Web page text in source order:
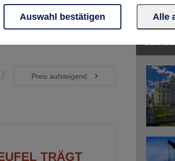
TRÄGT
sind für die einwandfreie Funktion der Website
Auswahl bestätigen Alle